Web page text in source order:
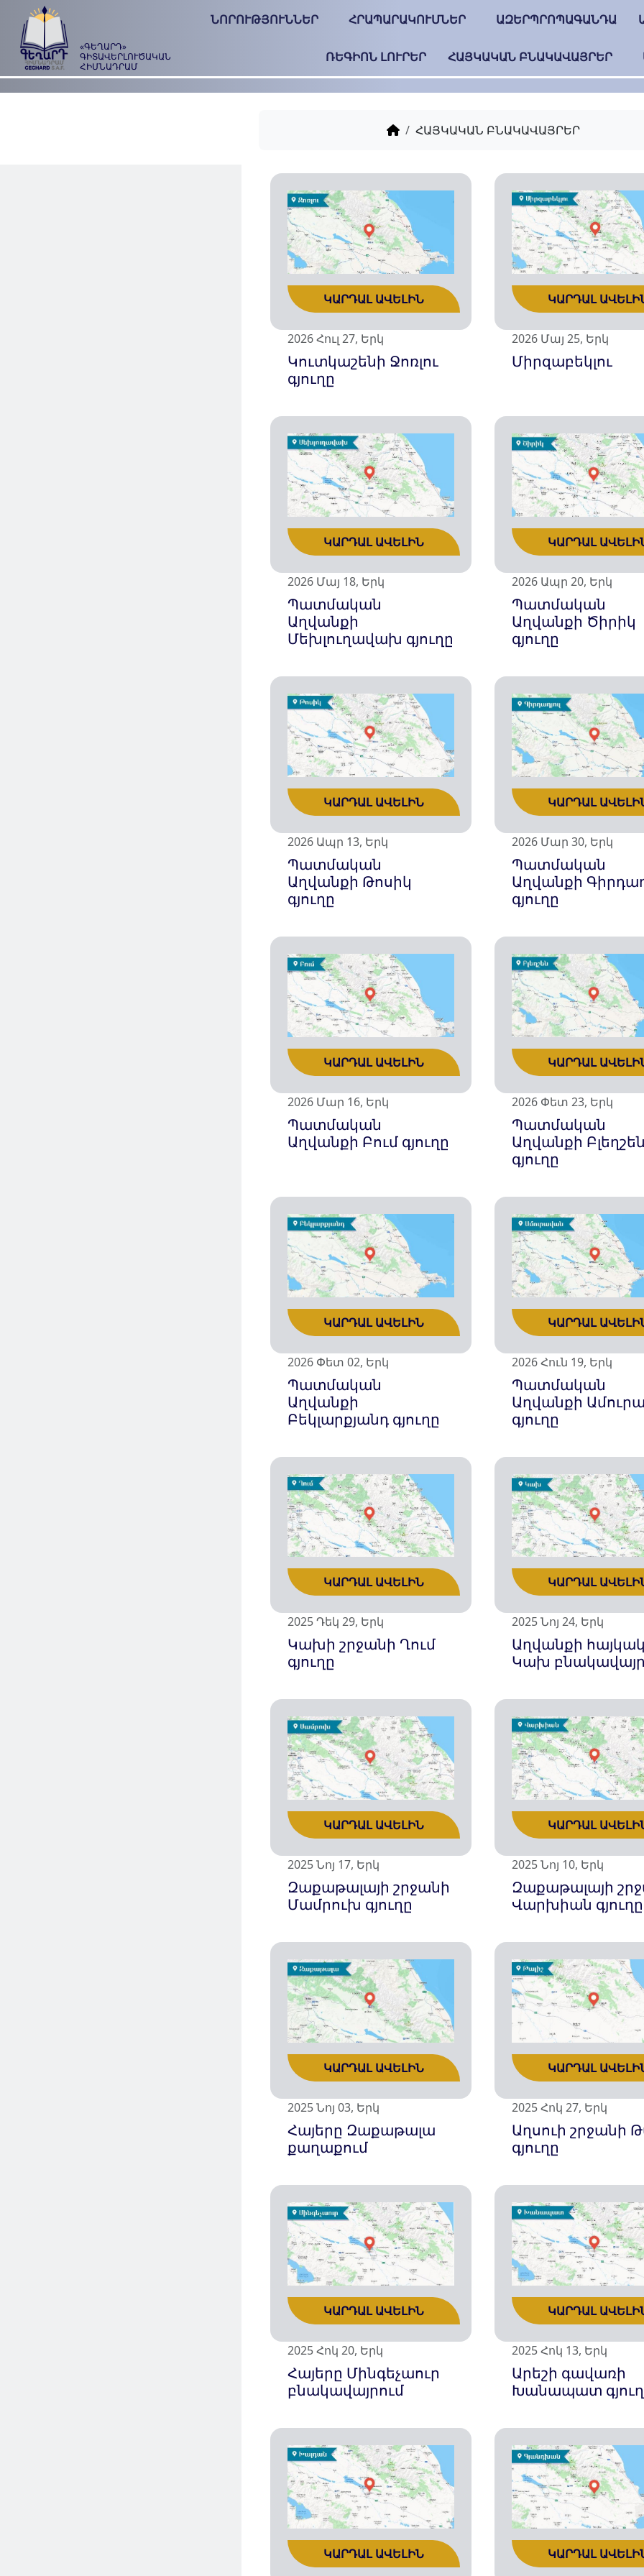
«ԳԵՂԱՐԴ»
ԳԻՏԱՎԵՐԼՈՒԾԱԿԱՆ
ՀԻՄՆԱԴՐԱՄ
ՆՈՐՈՒԹՅՈՒՆՆԵՐ ՀՐԱՊԱՐԱԿՈՒՄՆԵՐ ԱԶԵՐՊՐՈՊԱԳԱՆԴԱ
ՌԵԳԻՈՆ ԼՈՒՐԵՐ ՀԱՅԿԱԿԱՆ ԲՆԱԿԱՎԱՅՐԵՐ
ՀԱՅԿԱԿԱՆ ԲՆԱԿԱՎԱՅՐԵՐ
ԿԱՐԴԱԼ ԱՎԵԼԻՆ
2026 Հուլ 27, Երկ
Կուտկաշենի Ջոռլու
գյուղը
ԿԱՐԴԱԼ
2026 Մայ 25, Երկ
Միրզաբեկլու
ԿԱՐԴԱԼ ԱՎԵԼԻՆ
2026 Մայ 18, Երկ
Պատմական
Աղվանքի
Մեխլուղավախ գյուղը
ԿԱՐԴԱԼ
2026 Ապր 20, Երկ
Պատմական
Աղվանքի Ծիրիկ
գյուղը
ԿԱՐԴԱԼ ԱՎԵԼԻՆ
2026 Ապր 13, Երկ
Պատմական
Աղվանքի Թոսիկ
գյուղը
ԿԱՐԴԱԼ
2026 Մար 30, Երկ
Պատմական
Աղվանքի
գյուղը
ԿԱՐԴԱԼ ԱՎԵԼԻՆ
2026 Մար 16, Երկ
Պատմական
Աղվանքի Բում գյուղը
ԿԱՐԴԱԼ
2026 Փետ 23, Երկ
Պատմական
Աղվանքի
գյուղը
ԿԱՐԴԱԼ ԱՎԵԼԻՆ
2026 Փետ 02, Երկ
Պատմական
Աղվանքի
Բեկլարքյանդ գյուղը
ԿԱՐԴԱԼ
2026 Հուն 19, Երկ
Պատմական
Աղվանքի
գյուղը
ԿԱՐԴԱԼ ԱՎԵԼԻՆ
2025 Դեկ 29, Երկ
Կախի շրջանի Ղում
գյուղը
ԿԱՐԴԱԼ
2025 Նոյ 24, Երկ
Աղվանքի
Կախ
ԿԱՐԴԱԼ ԱՎԵԼԻՆ
2025 Նոյ 17, Երկ
Զաքաթալայի շրջանի
Մամրուխ գյուղը
ԿԱՐԴԱԼ
2025 Նոյ 10, Երկ
Զաքաթալայի
Վարխիան գյուղը
ԿԱՐԴԱԼ ԱՎԵԼԻՆ
2025 Նոյ 03, Երկ
Հայերը Զաքաթալա
քաղաքում
ԿԱՐԴԱԼ
2025 Հոկ 27, Երկ
Աղսուի շրջանի
գյուղը
ԿԱՐԴԱԼ ԱՎԵԼԻՆ
2025 Հոկ 20, Երկ
Հայերը Մինգեչաուր
բնակավայրում
ԿԱՐԴԱԼ
2025 Հոկ 13, Երկ
Արեշի գավառի
Խանապատ
ԿԱՐԴԱԼ ԱՎԵԼԻՆ ԿԱՐԴԱԼ